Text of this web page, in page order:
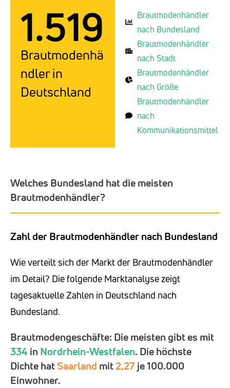
1.519
Brautmodenhä
ndler in
Deutschland
Brautmodenhändler
nach Bundesland
Brautmodenhändler
nach Stadt
Brautmodenhändler
nach Größe
Brautmodenhändler
nach
Kommunikationsmittel
Welches Bundesland hat die meisten
Brautmodenhändler?
Zahl der Brautmodenhändler nach Bundesland
Wie verteilt sich der Markt der Brautmodenhändler
im Detail? Die folgende Marktanalyse zeigt
tagesaktuelle Zahlen in Deutschland nach
Bundesland.
Brautmodengeschäfte: Die meisten gibt es mit
334 in Nordrhein-Westfalen. Die höchste
Dichte hatSaarland mit2,27je 100.000
Einwohner.